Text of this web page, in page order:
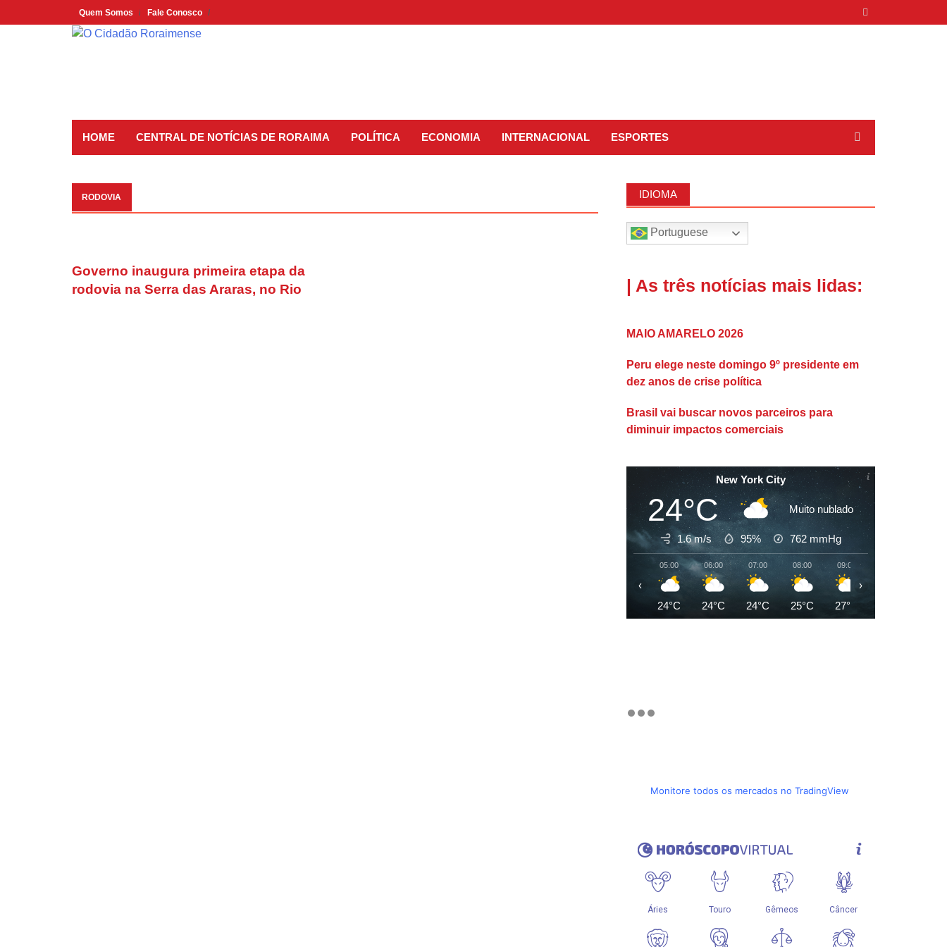
to
Quem Somos Fale Conosco
HOME CENTRAL DE NOTÍCIAS DE RORAIMA POLÍTICA ECONOMIA INTERNACIONAL ESPORTES
RODOVIA
Governo inaugura primeira etapa da
rodovia na Serra das Araras, no Rio
IDIOMA
Portuguese
| As três notícias mais lidas:
MAIO AMARELO 2026
Peru elege neste domingo 9º presidente em
dez anos de crise política
Brasil vai buscar novos parceiros para
diminuir impactos comerciais
New York City
24°C Muito nublado
1.6 m/s 95% 762 mmHg
05:00
24°C
06:00
24°C
07:00
24°C
08:00
25°C
09:00
27°C
‹ ›
Monitore todos os mercados no TradingView